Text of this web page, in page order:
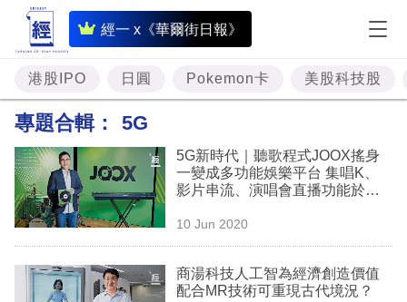
經一 x《華爾街日報》
即
時
財
經
題
投
資
樓
市
港股IPO 日圓 Pokemon卡 美股科技股
專題合輯： 5G
5G新時代｜聽歌程式JOOX搖身
一變成多功能娛樂平台 集唱K、
影片串流、演唱會直播功能於一
10 Jun 2020
商湯科技人工智為經濟創造價值
配合MR技術可重現古代境況？